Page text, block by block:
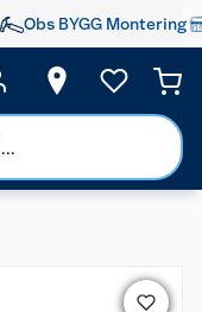
Obs BYGG Montering